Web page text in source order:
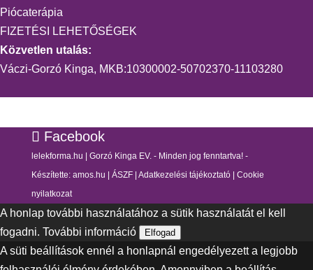
Piócaterápia
FIZETÉSI LEHETŐSÉGEK
Közvetlen utalás:
Váczi-Gorzó Kinga, MKB:10300002-50702370-11103280
Facebook
lelekforma.hu | Gorzó Kinga EV. - Minden jog fenntartva! -
Készítette: amos.hu ÁSZF| Adatkezelési tájékoztató| Cookie
nyilatkozat
A honlap további használatához a sütik használatát el kell
fogadni. További információ Elfogad
A süti beállítások ennél a honlapnál engedélyezett a legjobb